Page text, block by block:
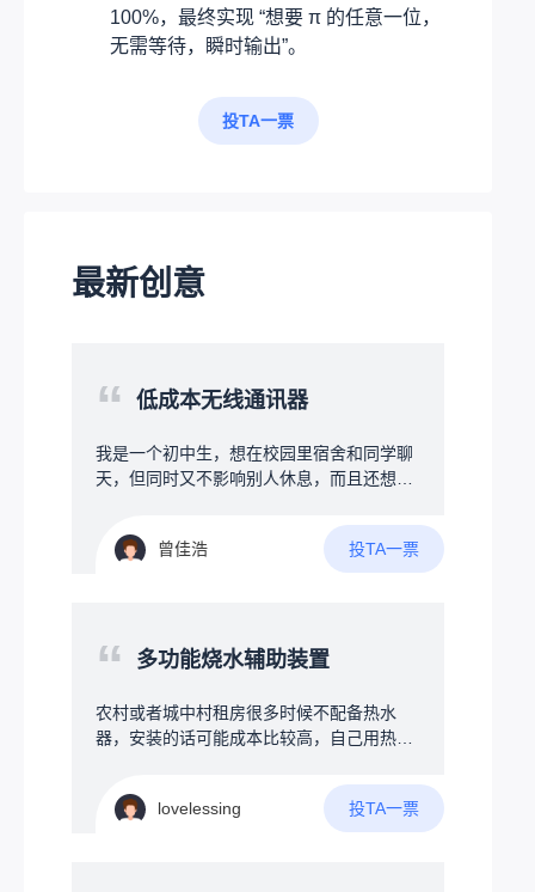
100%，最终实现 “想要 π 的任意一位，
无需等待，瞬时输出”。
投TA一票
最新创意
“ 低成本无线通讯器
我是一个初中生，想在校园里宿舍和同学聊
天，但同时又不影响别人休息，而且还想跨
带手机等电子产品，所以想搞一个可以发一
些消息的通讯器，最好是能保存聊天记录
吧，不要求保存太多，能保存一些就行，并
尽可能压低，最好在50元以内，我接触过一
触的都是软件，对硬件什么的不太了解，了
解不多，也是最近刚开始了解……所以关于
目，但是那几个都没有公开具体的硬件信息
以及源代码什么的，只是一些展示，并且
曾佳浩 投TA一票
“ 多功能烧水辅助装置
农村或者城中村租房很多时候不配备热水
器，安装的话可能成本比较高，自己用热得
做其他事情，所以需要设计一款协助烧水的
装置，第一可以确保接地，不会触电，其次
就是多功能辅助方式，首先是温度设定功
lovelessing 投TA一票